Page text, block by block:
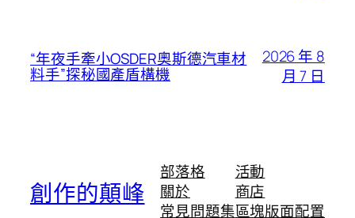
“年夜手牽小OSDER奧斯德汽車材
料手”探秘國產盾構機
2026 年 8
月 7 日
創作的顛峰
部落格
關於
常見問題集
活動
商店
區塊版面配置